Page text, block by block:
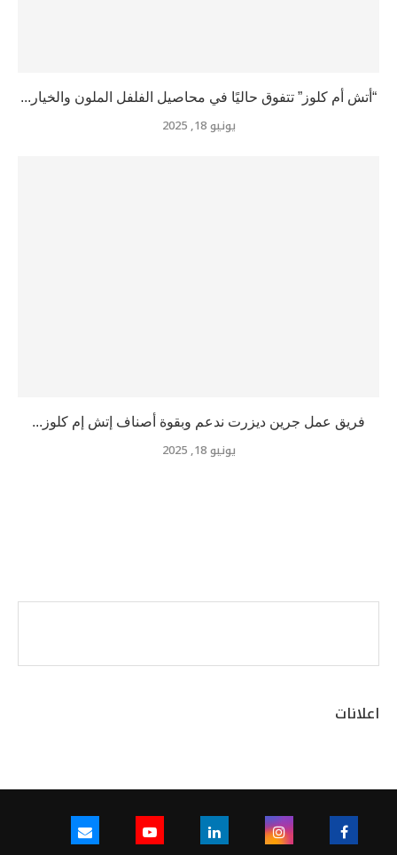
“أتش أم كلوز” تتفوق حاليًا في محاصيل الفلفل الملون والخيار...
يونيو 18, 2025
فريق عمل جرين ديزرت ندعم وبقوة أصناف إتش إم كلوز...
يونيو 18, 2025
اعلانات